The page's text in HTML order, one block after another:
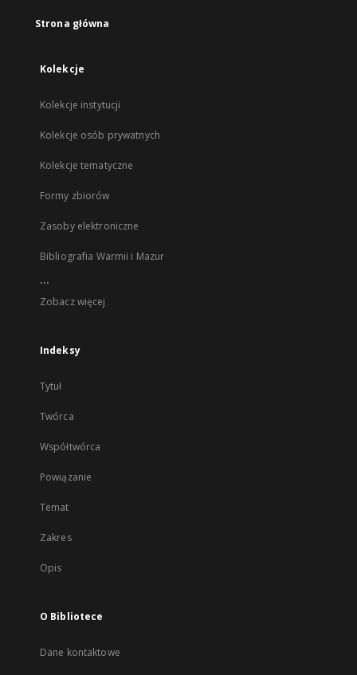
Strona główna
Kolekcje
Kolekcje instytucji
Kolekcje osób prywatnych
Kolekcje tematyczne
Formy zbiorów
Zasoby elektroniczne
Bibliografia Warmii i Mazur
...
Zobacz więcej
Indeksy
Tytuł
Twórca
Współtwórca
Powiązanie
Temat
Zakres
Opis
O Bibliotece
Dane kontaktowe